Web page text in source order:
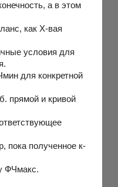
а в этом
как X-вая
условия для
для конкретной
прямой и кривой
пока полученное к-
ФЧмакс.